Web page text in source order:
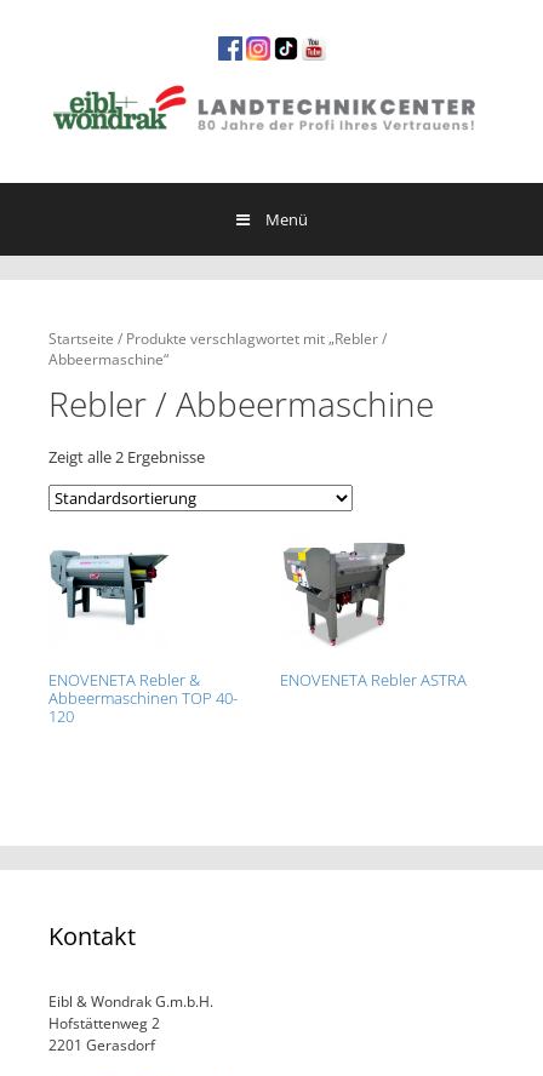
Menü
Startseite / Produkte verschlagwortet mit „Rebler /
Abbeermaschine“
Rebler / Abbeermaschine
Zeigt alle 2 Ergebnisse
ENOVENETA Rebler &
Abbeermaschinen TOP 40-
120
ENOVENETA Rebler ASTRA
Kontakt
Eibl & Wondrak G.m.b.H.
Hofstättenweg 2
2201 Gerasdorf